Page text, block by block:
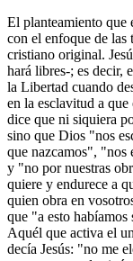
El planteamiento que
con el enfoque de las
cristiano original.
hará libres-; es decir,
la Libertad cuando
en la esclavitud a
dice que ni siquiera
sino que Dios "nos
que nazcamos", "nos
y "no por nuestras
quiere y endurece a
quien obra en
que "a esto
Aquél que activa el
decía Jesús: "no me